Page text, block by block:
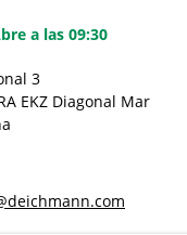
a las 09:30
3
EKZ Diagonal Mar